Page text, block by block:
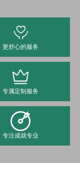
更舒心的服务
专属定制服务
专注成就专业